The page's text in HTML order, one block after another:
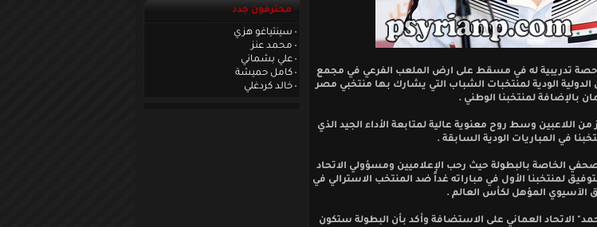
تدريبية له في مسقط على ارض الملعب الفرعي في مجمع
الودية لمنتخبات الشباب التي يشارك بها منتخبي مصر
بالإضافة لمنتخبنا الوطني .
من اللاعبين وسط روح معنوية عالية لمتابعة الأداء الجيد الذي
في المباريات الودية السابقة .
الخاصة بالبطولة حيث رحب الإعلاميين ومسؤولي الاتحاد
لمنتخبنا الأول في مباراته غداً ضد المنتخب الاسترالي في
الآسيوي المؤهل لكأس العالم .
الاتحاد العماني على الاستضافة وأكد بأن البطولة ستكون
محترفون جدد
سينتياغو هزي
محمد عنز
علي بشماني
كامل حميشة
خالد كردغلي